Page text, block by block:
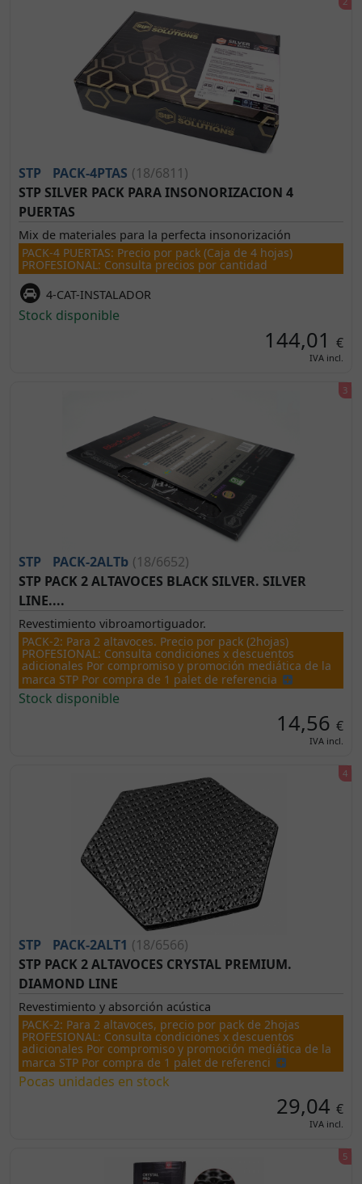
STP PACK-4PTAS (18/6811)
STP SILVER PACK PARA INSONORIZACION 4
PUERTAS
Mix de materiales para la perfecta insonorización
PACK-4 PUERTAS: Precio por pack (Caja de 4 hojas)
PROFESIONAL: Consulta precios por cantidad
4-CAT-INSTALADOR
Stock disponible
144,01 €
IVA incl.
STP PACK-2ALTb (18/6652)
STP PACK 2 ALTAVOCES BLACK SILVER. SILVER
LINE....
Revestimiento vibroamortiguador.
PACK-2: Para 2 altavoces. Precio por pack (2hojas)
PROFESIONAL: Consulta condiciones x descuentos
adicionales Por compromiso y promoción mediática de la
marca STP Por compra de 1 palet de referencia
Stock disponible
14,56 €
IVA incl.
STP PACK-2ALT1 (18/6566)
STP PACK 2 ALTAVOCES CRYSTAL PREMIUM.
DIAMOND LINE
Revestimiento y absorción acústica
PACK-2: Para 2 altavoces, precio por pack de 2hojas
PROFESIONAL: Consulta condiciones x descuentos
adicionales Por compromiso y promoción mediática de la
marca STP Por compra de 1 palet de referenci
Pocas unidades en stock
29,04 €
IVA incl.